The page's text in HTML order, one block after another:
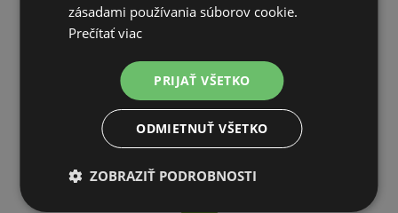
DOPRAVA ZDARMA
na všetky objednávky od 200€ vrátane DPH.
zásadami používania súborov cookie.
Prečítať viac
PRIJAŤ VŠETKO
ODMIETNUŤ VŠETKO
ZOBRAZIŤ PODROBNOSTI